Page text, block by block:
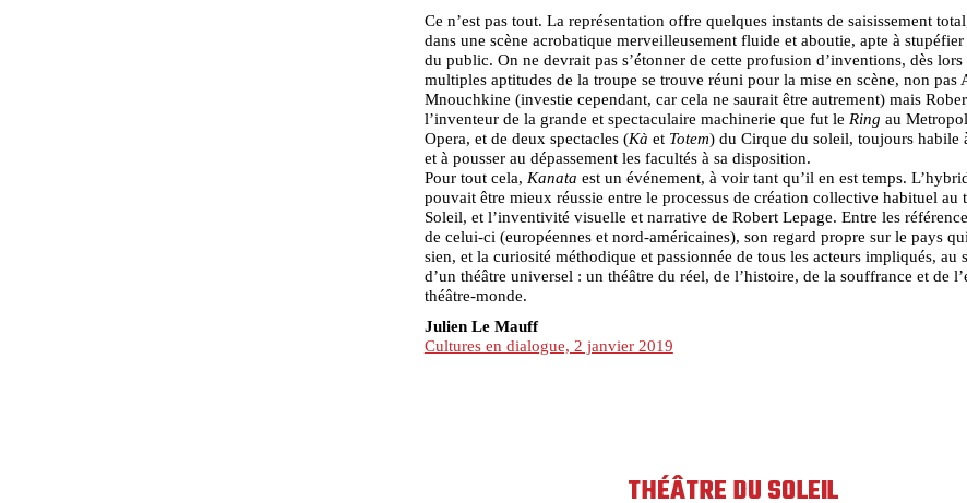
Ce n’est pas tout. La représentation offre quelques instants de saisissement
dans une scène acrobatique merveilleusement fluide et aboutie, apte à stupéfier
du public. On ne devrait pas s’étonner de cette profusion d’inventions, dès lors
multiples aptitudes de la troupe se trouve réuni pour la mise en scène, non pas
Mnouchkine (investie cependant, car cela ne saurait être autrement) mais
l’inventeur de la grande et spectaculaire machinerie que fut le Ring au
Opera, et de deux spectacles (Kà et Totem) du Cirque du soleil, toujours habile
et à pousser au dépassement les facultés à sa disposition.
Pour tout cela, Kanata est un événement, à voir tant qu’il en est temps.
pouvait être mieux réussie entre le processus de création collective habituel au
Soleil, et l’inventivité visuelle et narrative de Robert Lepage. Entre les
de celui-ci (européennes et nord-américaines), son regard propre sur le pays
sien, et la curiosité méthodique et passionnée de tous les acteurs impliqués, au
d’un théâtre universel : un théâtre du réel, de l’histoire, de la souffrance et de
théâtre-monde.
Julien Le Mauff
Cultures en dialogue, 2 janvier 2019
THÉÂTRE DU SOLEIL